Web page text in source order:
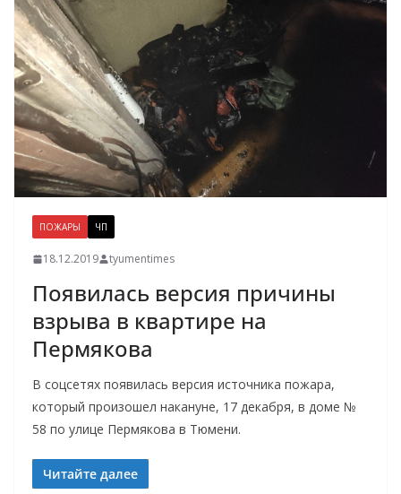
ПОЖАРЫ ЧП
18.12.2019 tyumentimes
Появилась версия причины
взрыва в квартире на
Пермякова
В соцсетях появилась версия источника пожара,
который произошел накануне, 17 декабря, в доме №
58 по улице Пермякова в Тюмени.
Читайте далее